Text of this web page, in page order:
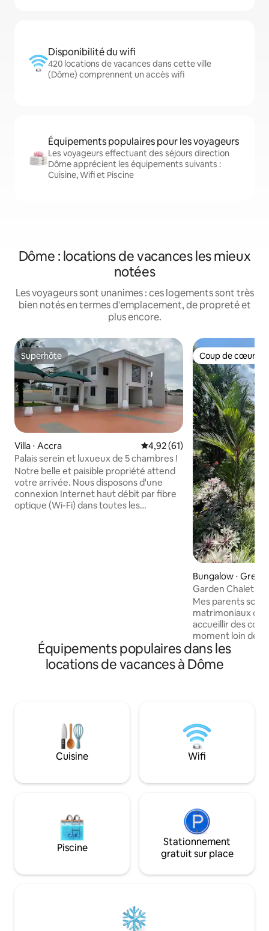
Disponibilité du wifi
420 locations de vacances dans cette ville
(Dôme) comprennent un accès wifi
Équipements populaires pour les voyageurs
Les voyageurs effectuant des séjours direction
Dôme apprécient les équipements suivants :
Cuisine, Wifi et Piscine
Dôme : locations de vacances les mieux
notées
Les voyageurs sont unanimes : ces logements sont très
bien notés en termes d'emplacement, de propreté et
plus encore.
Superhôte
Superhôte
Villa ⋅ Accra Évaluation moyenne sur la
4,92 (61)
Palais serein et luxueux de 5 chambres !
Notre belle et paisible propriété attend
votre arrivée. Nous disposons d'une
connexion Internet haut débit par fibre
optique (Wi-Fi) dans toutes les
proximité de Shaq Express et du Red
Carpet Event Centre, Haatso, Westland.
Coup de cœur
Coup de cœur
Bungalow ⋅
egion
Garden Chalet
Mes parents sont
matrimoniaux
accueillir des
moment loin de
chalet est l'un
de retraite dans
construisent pour
une ferme
solaire. Vous pouvez consulter nos
commentaires
annonces sous mon
commerciales ou
Équipements populaires dans les
locations de vacances à Dôme
Cuisine Wifi
Piscine
Stationnement
gratuit sur place